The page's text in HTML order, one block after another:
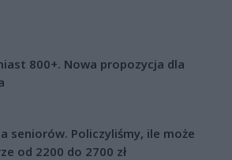
800+. Nowa propozycja dla
seniorów. Policzyliśmy, ile może
od 2200 do 2700 zł